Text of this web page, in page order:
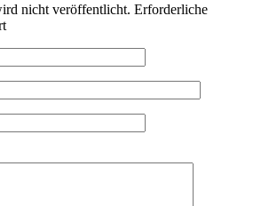
nicht veröffentlicht. Erforderliche